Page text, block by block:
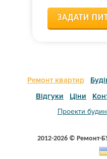
ЗАДАТИ
Ремонт квартир
Відгуки
Ціни
Проекти
2012-2026 © Ремонт-